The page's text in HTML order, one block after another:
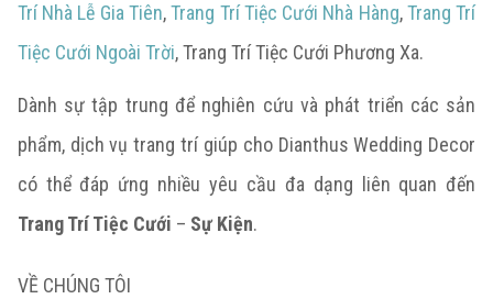
Trí Nhà Lễ Gia Tiên,Trang Trí Tiệc Cưới Nhà Hàng,Trang Trí
Tiệc Cưới Ngoài Trời, Trang Trí Tiệc Cưới Phương Xa.
Dành sự tập trung để nghiên cứu và phát triển các sản
phẩm, dịch vụ trang trí giúp cho Dianthus Wedding Decor
có thể đáp ứng nhiều yêu cầu đa dạng liên quan đến
Trang Trí Tiệc Cưới – Sự Kiện.
VỀ CHÚNG TÔI